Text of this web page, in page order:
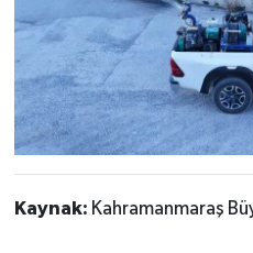
Kaynak: Kahramanmaraş